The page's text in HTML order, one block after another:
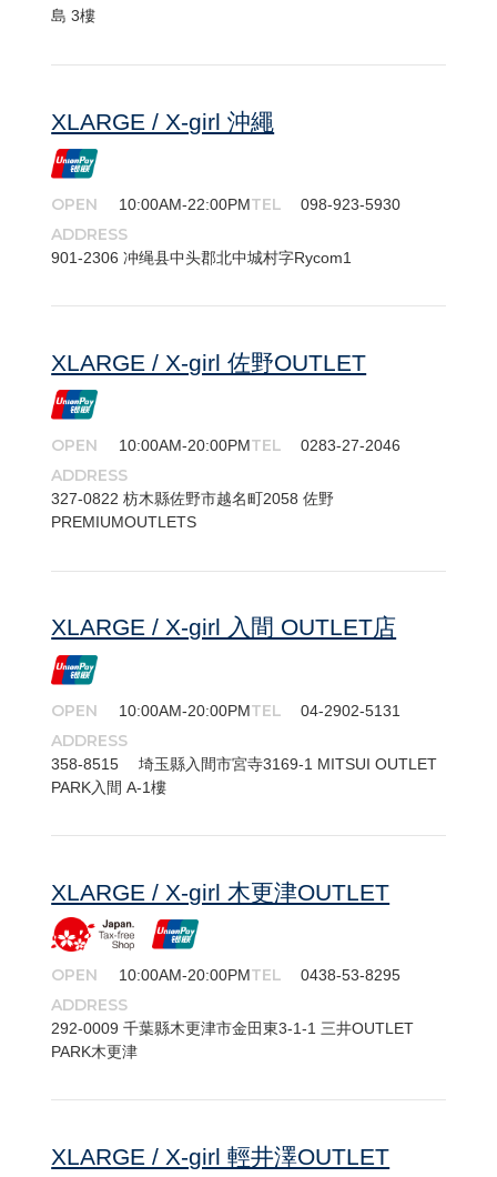
島 3樓
XLARGE / X-girl 沖繩
OPEN 10:00AM-22:00PMTEL 098-923-5930
ADDRESS
901-​2306 冲绳县中头郡北中城村字Rycom1
XLARGE / X-girl 佐野OUTLET
OPEN 10:00AM-20:00PMTEL 0283-27-2046
ADDRESS
327-​0822 枋木縣佐野市越名町2058 佐野
PREMIUMOUTLETS
XLARGE / X-girl 入間 OUTLET店
OPEN 10:00AM-20:00PMTEL 04-2902-5131
ADDRESS
358-8515 埼玉縣入間市宮寺3169-1 MITSUI OUTLET
PARK入間 A-1樓
XLARGE / X-girl 木更津OUTLET
OPEN 10:00AM-20:00PMTEL 0438-53-8295
ADDRESS
292-​0009 千葉縣木更津市金田東3-1-1 三井OUTLET
PARK木更津
XLARGE / X-girl 輕井澤OUTLET